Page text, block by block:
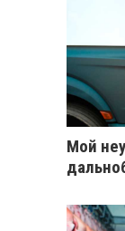
Мой